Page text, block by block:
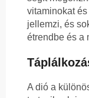
vitaminokat
jellemzi, és
étrendbe és a
A dió a